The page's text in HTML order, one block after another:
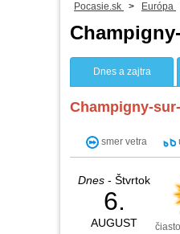
Pocasie.sk > Európa
Dnes a zajtra
Champigny-
smer vetra
Dnes - Štvrtok
6.
AUGUST